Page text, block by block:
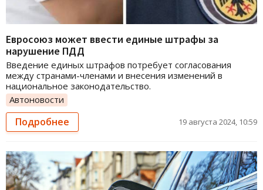
Евросоюз может ввести единые штрафы за
нарушение ПДД
Введение единых штрафов потребует согласования
между странами-членами и внесения изменений в
национальное законодательство.
Автоновости
Подробнее 19 августа 2024, 10:59